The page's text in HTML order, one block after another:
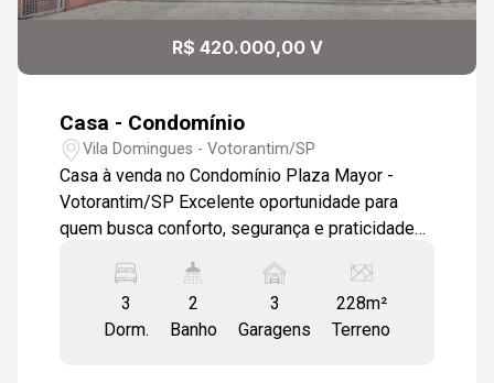
12
14:00
14:30
15:00
R$ 420.000,00 V
Casa - Condomínio
Vila Domingues - Votorantim/SP
Casa à venda no Condomínio Plaza Mayor -
Votorantim/SP Excelente oportunidade para
quem busca conforto, segurança e praticidade
Votorantim! Sobre o imóvel - 03 dormitórios -
01 suíte com banheira - Sala aconchegante e
bem iluminada - Cozinha funcional - Área de
3
Dorm.
2
Banho
3
Garagens
228m²
Terreno